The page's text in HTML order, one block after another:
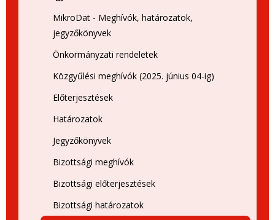
MikroDat - Meghívók, határozatok,
jegyzőkönyvek
Önkormányzati rendeletek
Közgyűlési meghívók (2025. június 04-ig)
Előterjesztések
Határozatok
Jegyzőkönyvek
Bizottsági meghívók
Bizottsági előterjesztések
Bizottsági határozatok